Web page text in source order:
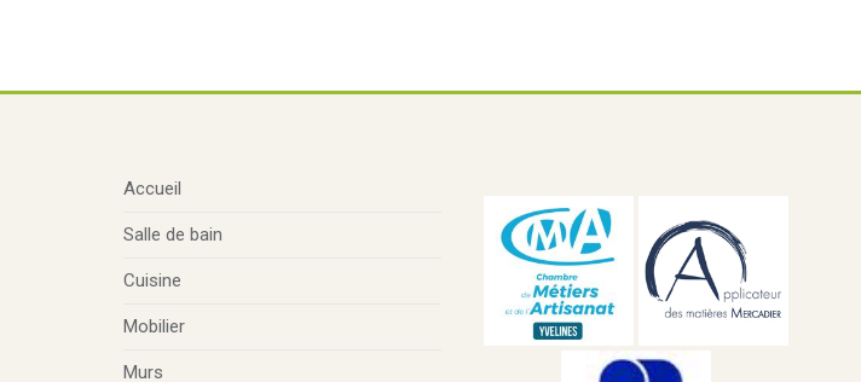
Accueil
Salle de bain
Cuisine
Mobilier
Murs